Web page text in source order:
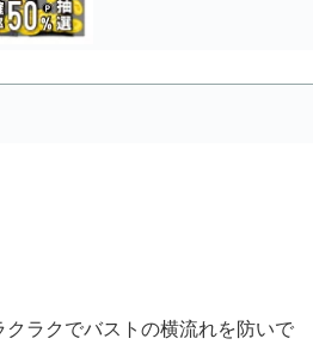
ラクでバストの横流れを防いで